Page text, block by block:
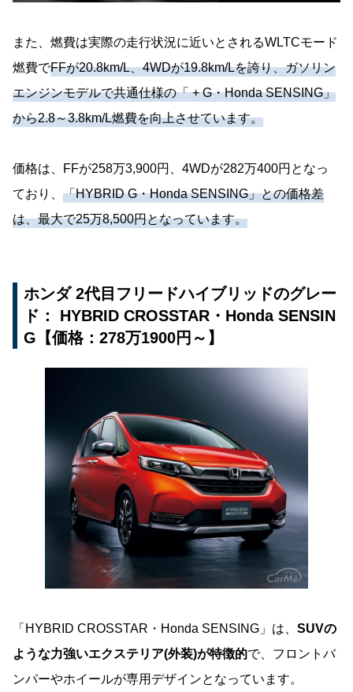
また、燃費は実際の走行状況に近いとされるWLTCモード
燃費でFFが20.8km/L、4WDが19.8km/Lを誇り、ガソリン
エンジンモデルで共通仕様の「 + G・Honda SENSING」
から2.8～3.8km/L燃費を向上させています。
価格は、FFが258万3,900円、4WDが282万400円となっ
ており、 「HYBRID G・Honda SENSING」との価格差
は、最大で25万8,500円となっています。
ホンダ 2代目フリードハイブリッドのグレー
ド： HYBRID CROSSTAR・Honda SENSIN
G【価格：278万1900円～】
「HYBRID CROSSTAR・Honda SENSING」は、 SUVの
ような力強いエクステリア(外装)が特徴的で、フロントバ
ンパーやホイールが専用デザインとなっています。